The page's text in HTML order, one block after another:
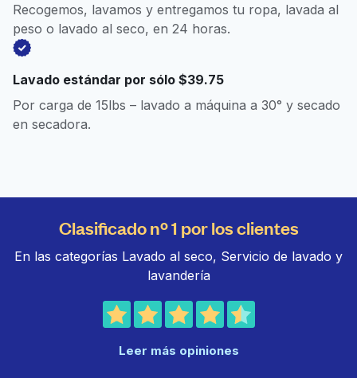
Recogemos, lavamos y entregamos tu ropa, lavada al
peso o lavado al seco, en 24 horas.
Lavado estándar por sólo $39.75
Por carga de 15lbs – lavado a máquina a 30° y secado
en secadora.
Clasificado nº 1 por los clientes
En las categorías Lavado al seco, Servicio de lavado y
lavandería
Leer más opiniones